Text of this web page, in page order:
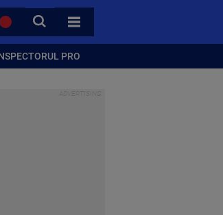
CAUTA
TOATE CATEGORIILE
PRO